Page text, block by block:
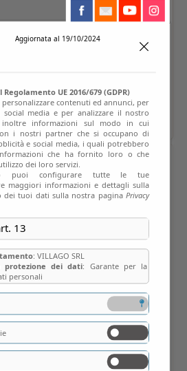
Aggiornata al 19/10/2024
UE 2016/679 (GDPR)
contenuti ed annunci, per
media e per analizzare il nostro
inoltre informazioni sul modo in cui
i nostri partner che si occupano di
e social media, i quali potrebbero
che ha fornito loro o che
dei loro servizi.
puoi configurare tutte le tue
maggiori informazioni e dettagli sulla
dei tuoi dati sulla nostra paginaPrivacy
13
: VILLAGO SRL
protezione dei dati: Garante per la
personali